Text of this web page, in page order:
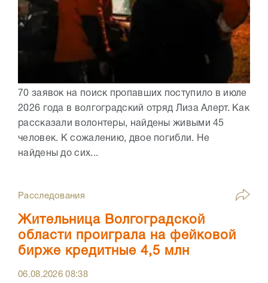
70 заявок на поиск пропавших поступило в июле
2026 года в волгоградский отряд Лиза Алерт. Как
рассказали волонтеры, найдены живыми 45
человек. К сожалению, двое погибли. Не
найдены до сих...
Расследования
Жительница Волгоградской
области проиграла на фейковой
бирже кредитные 4,5 млн
06.08.202608:38